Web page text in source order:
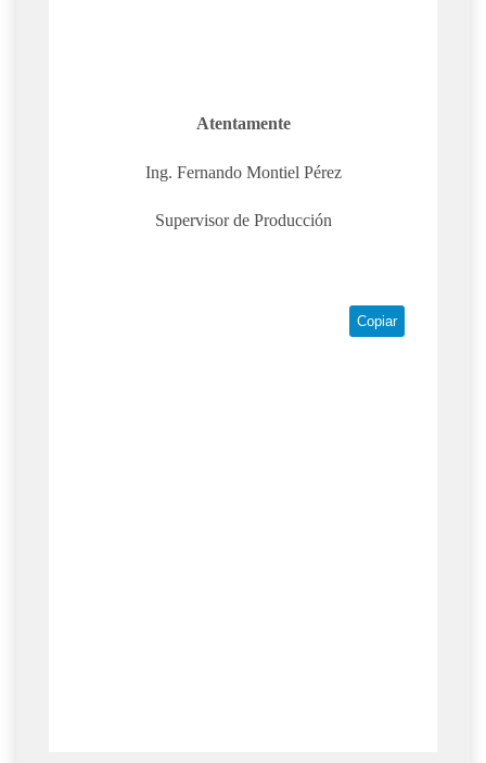
Atentamente
Ing. Fernando Montiel Pérez
Supervisor de Producción
Copiar